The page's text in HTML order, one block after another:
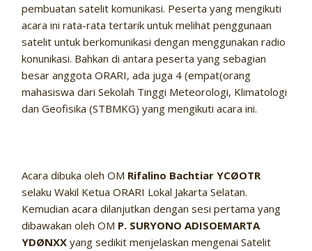
pembuatan satelit komunikasi. Peserta yang mengikuti
acara ini rata-rata tertarik untuk melihat penggunaan
satelit untuk berkomunikasi dengan menggunakan radio
konunikasi. Bahkan di antara peserta yang sebagian
besar anggota ORARI, ada juga 4 (empat(orang
mahasiswa dari Sekolah Tinggi Meteorologi, Klimatologi
dan Geofisika (STBMKG) yang mengikuti acara ini.
Acara dibuka oleh OM Rifalino Bachtiar YCØOTR
selaku Wakil Ketua ORARI Lokal Jakarta Selatan.
Kemudian acara dilanjutkan dengan sesi pertama yang
dibawakan oleh OM P. SURYONO ADISOEMARTA
YDØNXX yang sedikit menjelaskan mengenai Satelit